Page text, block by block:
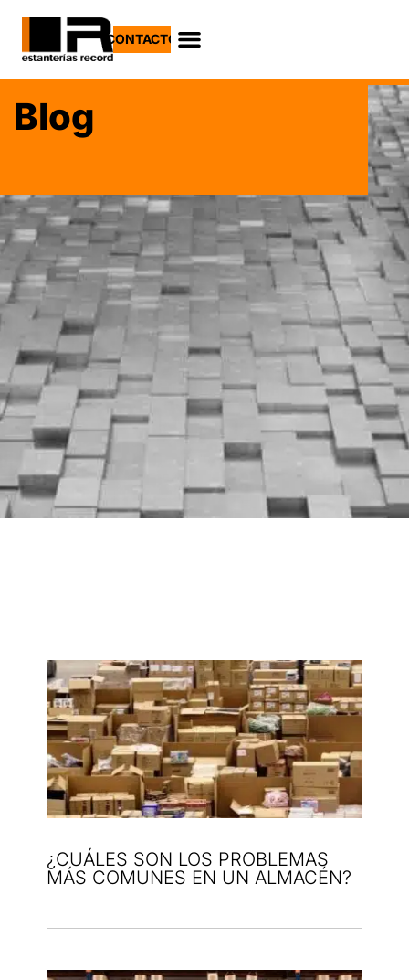
CONTACTO
Blog
¿CUÁLES SON LOS PROBLEMAS
MÁS COMUNES EN UN ALMACÉN?